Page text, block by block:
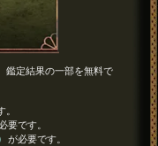
鑑定結果の一部を無料で
要です。
が必要です。